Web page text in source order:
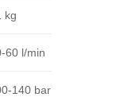
kg
60 l/min
140 bar